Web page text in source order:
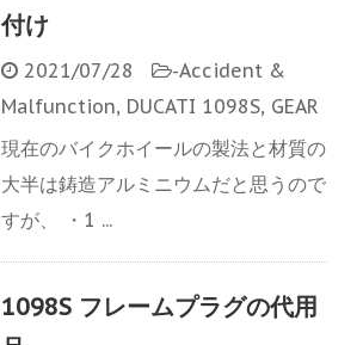
付け
2021/07/28 -Accident &
Malfunction, DUCATI 1098S, GEAR
現在のバイクホイールの製法と材質の
大半は鋳造アルミニウムだと思うので
すが、 ・1 ...
1098S フレームプラグの代用